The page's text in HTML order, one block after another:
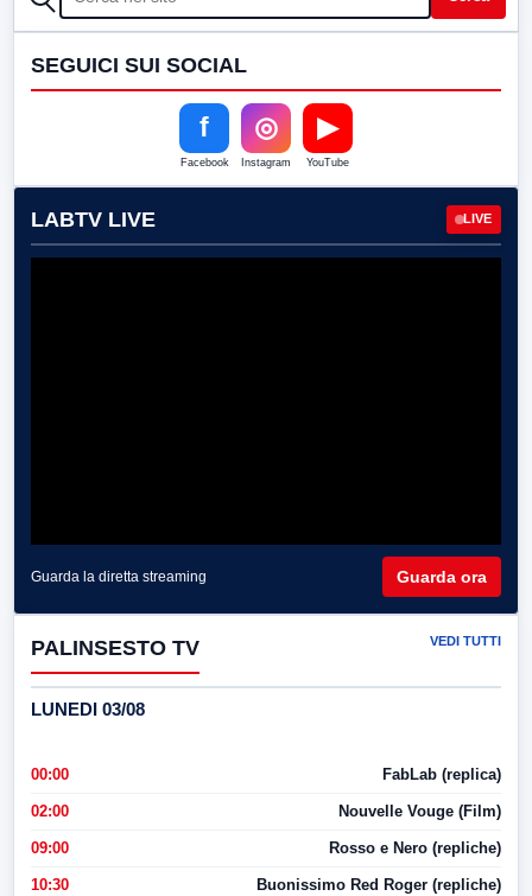
SEGUICI SUI SOCIAL
f
Facebook
◎
Instagram
▶
YouTube
LABTV LIVE LIVE
Guarda la diretta streaming Guarda ora
PALINSESTO TV VEDI TUTTI
LUNEDI 03/08
00:00 FabLab (replica)
02:00 Nouvelle Vouge (Film)
09:00 Rosso e Nero (repliche)
10:30 Buonissimo Red Roger (repliche)